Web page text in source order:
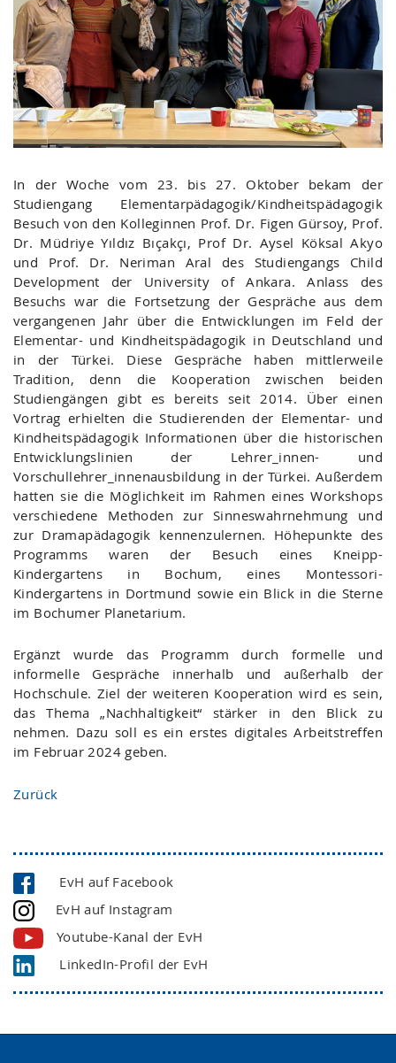
In der Woche vom 23. bis 27. Oktober bekam der
Studiengang Elementarpädagogik/Kindheitspädagogik
Besuch von den Kolleginnen Prof. Dr. Figen Gürsoy, Prof.
Dr. Müdriye Yıldız Bıçakçı, Prof Dr. Aysel Köksal Akyo
und Prof. Dr. Neriman Aral des Studiengangs Child
Development der University of Ankara. Anlass des
Besuchs war die Fortsetzung der Gespräche aus dem
vergangenen Jahr über die Entwicklungen im Feld der
Elementar- und Kindheitspädagogik in Deutschland und
in der Türkei. Diese Gespräche haben mittlerweile
Tradition, denn die Kooperation zwischen beiden
Studiengängen gibt es bereits seit 2014. Über einen
Vortrag erhielten die Studierenden der Elementar- und
Kindheitspädagogik Informationen über die historischen
Entwicklungslinien der Lehrer_innen- und
Vorschullehrer_innenausbildung in der Türkei. Außerdem
hatten sie die Möglichkeit im Rahmen eines Workshops
verschiedene Methoden zur Sinneswahrnehmung und
zur Dramapädagogik kennenzulernen. Höhepunkte des
Programms waren der Besuch eines Kneipp-
Kindergartens in Bochum, eines Montessori-
Kindergartens in Dortmund sowie ein Blick in die Sterne
im Bochumer Planetarium.
Ergänzt wurde das Programm durch formelle und
informelle Gespräche innerhalb und außerhalb der
Hochschule. Ziel der weiteren Kooperation wird es sein,
das Thema „Nachhaltigkeit“ stärker in den Blick zu
nehmen. Dazu soll es ein erstes digitales Arbeitstreffen
im Februar 2024 geben.
Zurück
EvH auf Facebook
EvH auf Instagram
Youtube-Kanal der EvH
LinkedIn-Profil der EvH